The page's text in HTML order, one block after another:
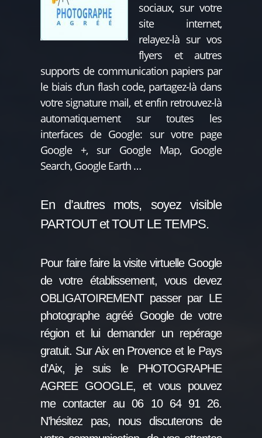
sociaux, sur votre
site internet,
relayez-là sur vos
flyers et autres
supports de communication papiers par
le biais d’un flash code, partagez-là dans
votre signature mail, et enfin retrouvez-là
automatiquement sur toutes les
interfaces de Google: sur votre page
Google +, sur Google Map, Google
Search, Google Earth …
En d’autres mots, soyez visible
PARTOUT et TOUT LE TEMPS.
Pour faire faire la visite virtuelle Google
de votre établissement, vous devez
OBLIGATOIREMENT passer par LE
photographe agréé Google de votre
région et lui demander un repérage
gratuit. Sur Aix en Provence et le Pays
d’Aix, je suis le PHOTOGRAPHE
AGREE GOOGLE, et vous pouvez
me contacter au 06 10 64 91 26.
N’hésitez pas, nous discuterons de